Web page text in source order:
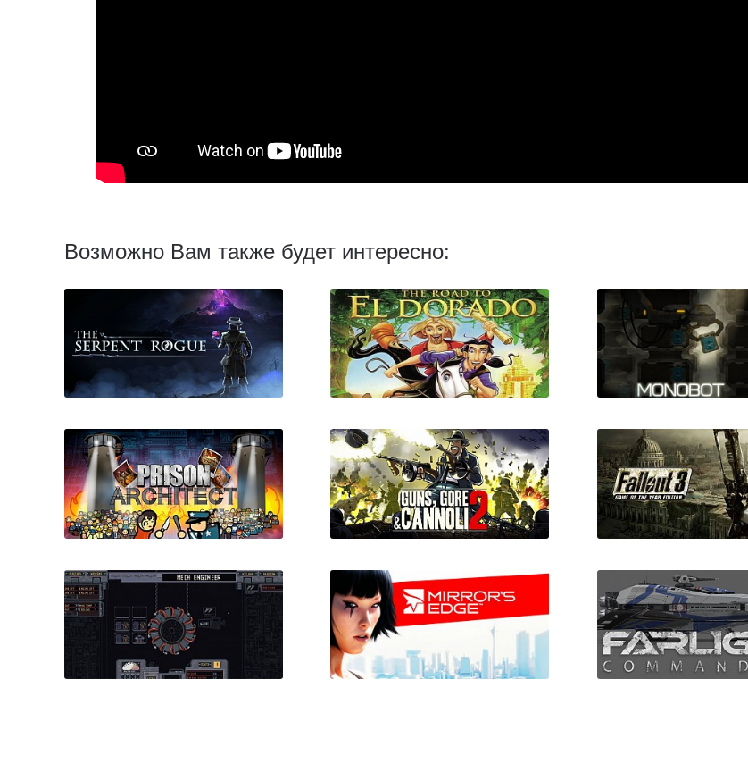
Возможно Вам также будет интересно:
The Serpent Rogue
Дорога на Эльдорадо
(Gold & Glory: The Road to
MONOBOT
Prison Architect + все
Guns, Gore and Cannoli 2 Fallout 3: